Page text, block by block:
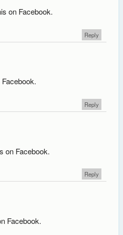
on Facebook.
Reply
Reply
on Facebook.
Reply
Facebook.